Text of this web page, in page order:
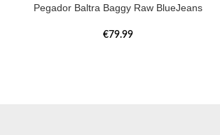
Pegador Baltra Baggy Raw BlueJeans
€79.99